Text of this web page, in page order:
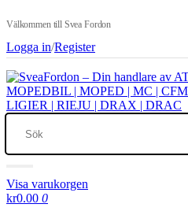
Välkommen till Svea Fordon
Logga in/Register
Visa varukorgen
kr0.00 0